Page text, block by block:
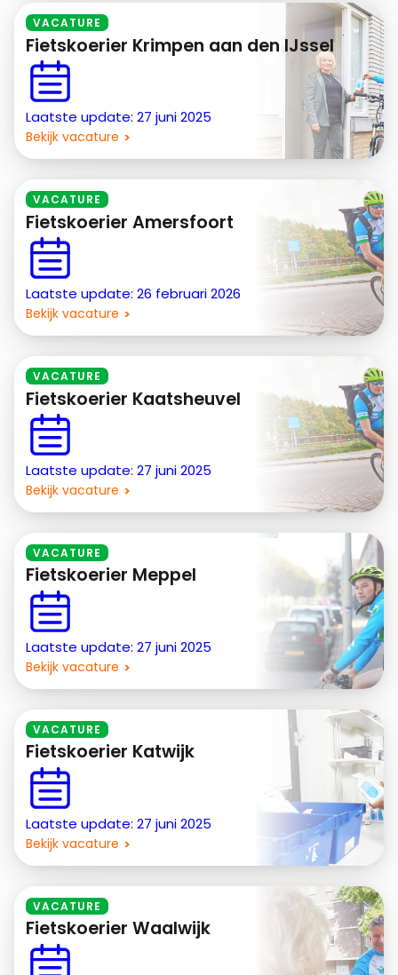
VACATURE
Fietskoerier Krimpen aan den IJssel
Laatste update: 27 juni 2025
Bekijk vacature
VACATURE
Fietskoerier Amersfoort
Laatste update: 26 februari 2026
Bekijk vacature
VACATURE
Fietskoerier Kaatsheuvel
Laatste update: 27 juni 2025
Bekijk vacature
VACATURE
Fietskoerier Meppel
Laatste update: 27 juni 2025
Bekijk vacature
VACATURE
Fietskoerier Katwijk
Laatste update: 27 juni 2025
Bekijk vacature
VACATURE
Fietskoerier Waalwijk